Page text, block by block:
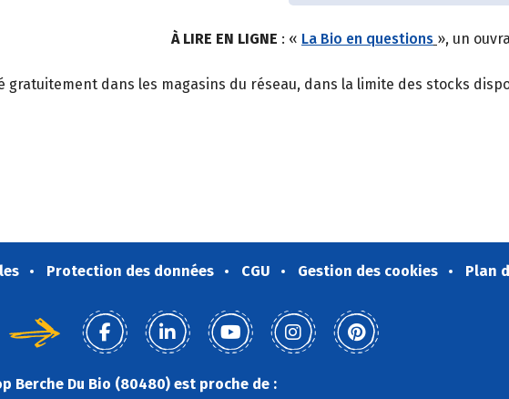
À LIRE EN LIGNE : « La Bio en questions », un
gratuitement dans les magasins du réseau, dans la limite des stocks
Protection des données CGU Gestion des cookies Plan
Berche Du Bio (80480) est proche de :